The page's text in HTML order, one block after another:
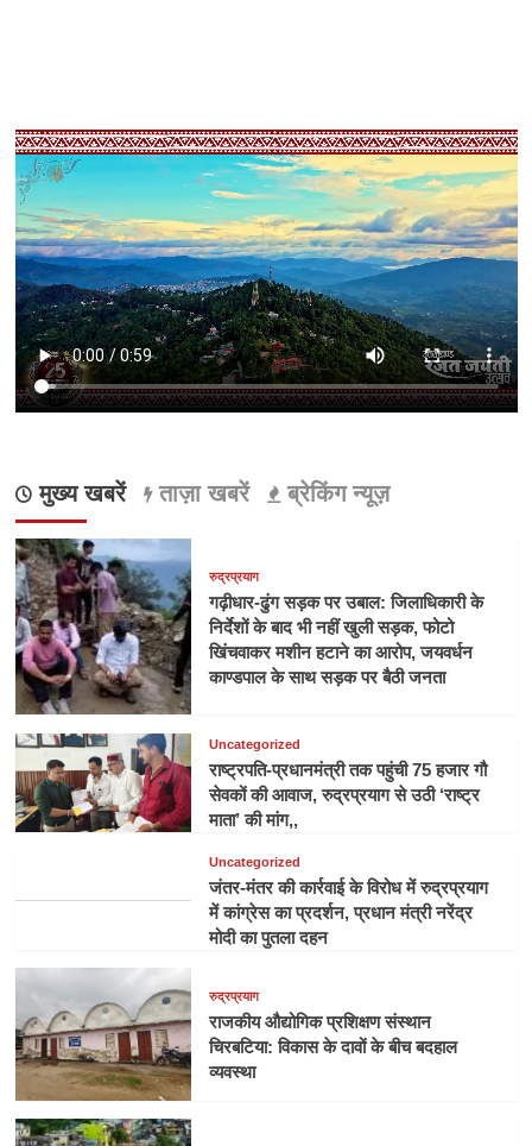
मुख्य खबरें ताज़ा खबरें ब्रेकिंग न्यूज़
रुद्रप्रयाग
गढ़ीधार-ढुंग सड़क पर उबाल: जिलाधिकारी के
निर्देशों के बाद भी नहीं खुली सड़क, फोटो
खिंचवाकर मशीन हटाने का आरोप, जयवर्धन
काण्डपाल के साथ सड़क पर बैठी जनता
Uncategorized
राष्ट्रपति-प्रधानमंत्री तक पहुंची 75 हजार गौ
सेवकों की आवाज, रुद्रप्रयाग से उठी ‘राष्ट्र
माता’ की मांग,,
Uncategorized
जंतर-मंतर की कार्रवाई के विरोध में रुद्रप्रयाग
में कांग्रेस का प्रदर्शन, प्रधान मंत्री नरेंद्र
मोदी का पुतला दहन
रुद्रप्रयाग
राजकीय औद्योगिक प्रशिक्षण संस्थान
चिरबटिया: विकास के दावों के बीच बदहाल
व्यवस्था